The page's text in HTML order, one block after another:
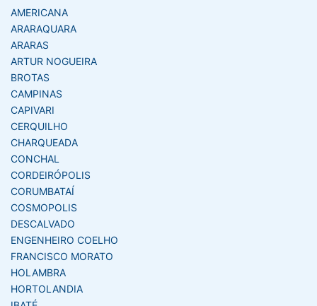
AMERICANA
ARARAQUARA
ARARAS
ARTUR NOGUEIRA
BROTAS
CAMPINAS
CAPIVARI
CERQUILHO
CHARQUEADA
CONCHAL
CORDEIRÓPOLIS
CORUMBATAÍ
COSMOPOLIS
DESCALVADO
ENGENHEIRO COELHO
FRANCISCO MORATO
HOLAMBRA
HORTOLANDIA